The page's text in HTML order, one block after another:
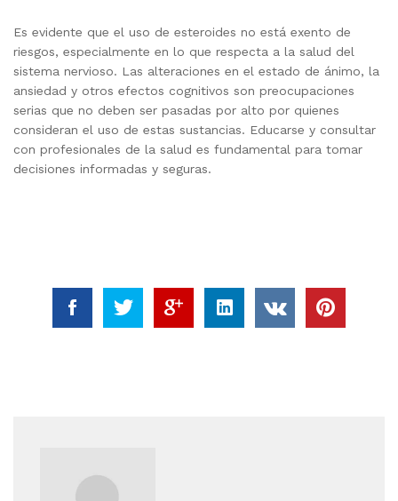
Es evidente que el uso de esteroides no está exento de
riesgos, especialmente en lo que respecta a la salud del
sistema nervioso. Las alteraciones en el estado de ánimo, la
ansiedad y otros efectos cognitivos son preocupaciones
serias que no deben ser pasadas por alto por quienes
consideran el uso de estas sustancias. Educarse y consultar
con profesionales de la salud es fundamental para tomar
decisiones informadas y seguras.